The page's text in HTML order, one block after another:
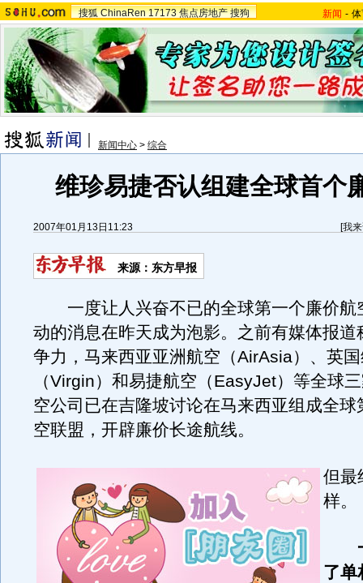
搜狐 ChinaRen 17173 焦点房地产 搜狗 新闻 -
新闻中心 > 综合
维珍易捷否认组建全球首个
2007年01月13日11:23 [我
来源：东方早报
一度让人兴奋不已的全球第一个廉价航
动的消息在昨天成为泡影。之前有媒体报道
争力，马来西亚亚洲航空（AirAsia）、英
（Virgin）和易捷航空（EasyJet）等全球
空公司已在吉隆坡讨论在马来西亚组成全球
空联盟，开辟廉价长途航线。
但最
样。
了单